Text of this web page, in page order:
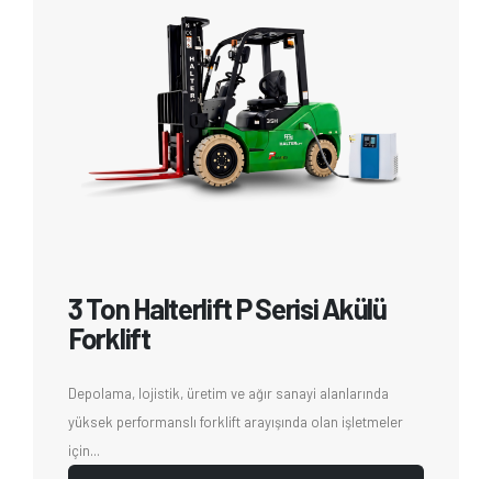
3 Ton Halterlift P Serisi Akülü
Forklift
Depolama, lojistik, üretim ve ağır sanayi alanlarında
yüksek performanslı forklift arayışında olan işletmeler
için...